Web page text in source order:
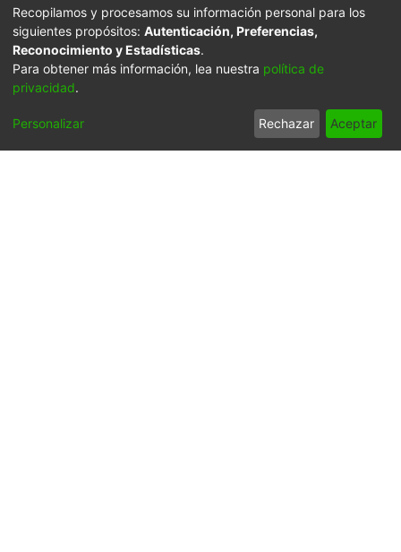
Click on the image to open the gallery.
Citation
s. n. & s. n. (1912). Ferrocarril del Pacífico, Estación de
Yumbo & 300684. YUMBO: Biblioteca Departamental
Recopilamos y procesamos su información personal para los
siguientes propósitos: Autenticación, Preferencias,
Reconocimiento y Estadísticas.
Para obtener más información, lea nuestra política de
privacidad.
Personalizar Rechazar Aceptar